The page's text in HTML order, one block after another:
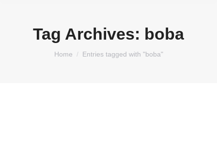
Tag Archives: boba
You are here:
Home Entries tagged with "boba"